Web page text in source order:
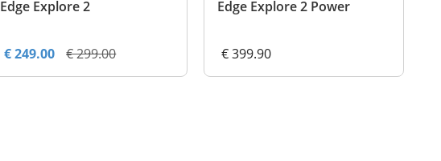
Edge Explore 2
€ 249.00 € 299.00
Edge Explore 2 Power
€ 399.90